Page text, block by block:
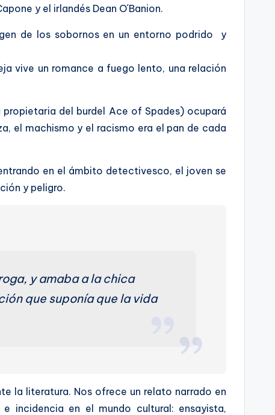
y el irlandés Dean O´Banion.
de los sobornos en un entorno podrido y
vive un romance a fuego lento, una relación
del burdel Ace of Spades) ocupará
el machismo y el racismo era el pan de cada
en el ámbito detectivesco, el joven se
y peligro.
y amaba a la chica
que suponía que la vida
la literatura. Nos ofrece un relato narrado en
incidencia en el mundo cultural: ensayista,